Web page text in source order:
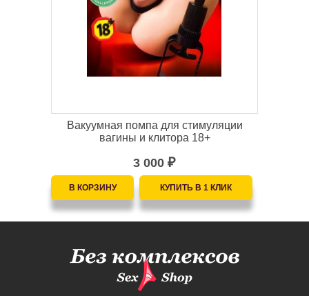
Вакуумная помпа для стимуляции
вагины и клитора 18+
3 000 ₽